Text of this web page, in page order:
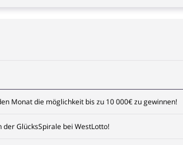
Monat die möglichkeit bis zu 10 000€ zu gewinnen!
der GlücksSpirale bei WestLotto!